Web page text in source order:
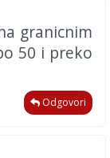
granicnim
50 i preko
Odgovori